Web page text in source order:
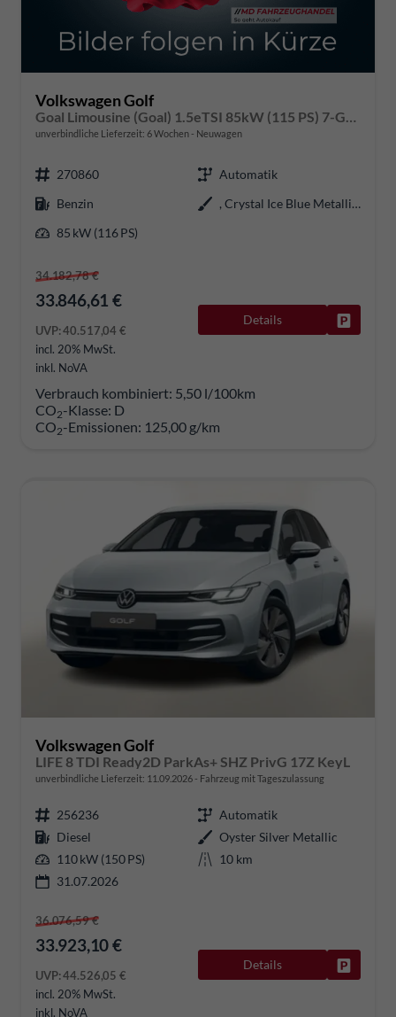
Volkswagen Golf
Goal Limousine (Goal) 1.5eTSI 85kW (115 PS) 7-Gang DSG
unverbindliche Lieferzeit: 6 Wochen Neuwagen
270860
Automatik
Benzin
, Crystal Ice Blue Metallic (3Y)
85 kW (116 PS)
34.182,78 €
33.846,61 €
UVP:40.517,04 €
incl. 20% MwSt.
inkl. NoVA
Details
Verbrauch kombiniert: 5,50 l/100km
CO2-Klasse: D
CO2-Emissionen: 125,00 g/km
Volkswagen Golf
LIFE 8 TDI Ready2D ParkAs+ SHZ PrivG 17Z KeyL
unverbindliche Lieferzeit: 11.09.2026 Fahrzeug mit Tageszulassung
256236
Automatik
Diesel
Oyster Silver Metallic
110 kW (150 PS)
10 km
31.07.2026
36.076,59 €
33.923,10 €
UVP:44.526,05 €
incl. 20% MwSt.
inkl. NoVA
Details